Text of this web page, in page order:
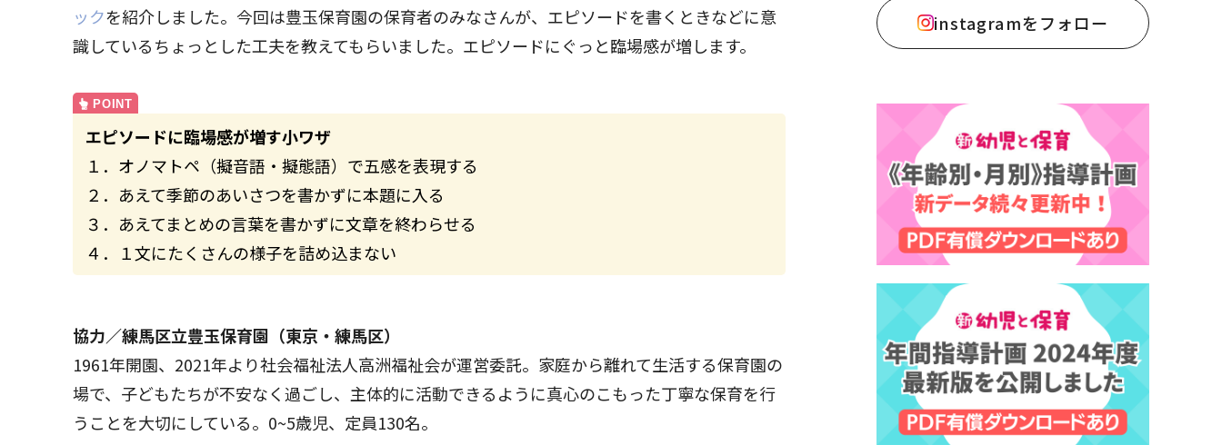
ックを紹介しました。今回は豊玉保育園の保育者のみなさんが、エピソードを書くときなどに意
識しているちょっとした工夫を教えてもらいました。エピソードにぐっと臨場感が増します。
エピソードに臨場感が増す小ワザ
１．オノマトペ（擬音語・擬態語）で五感を表現する
２．あえて季節のあいさつを書かずに本題に入る
３．あえてまとめの言葉を書かずに文章を終わらせる
４．１文にたくさんの様子を詰め込まない
協力／練馬区立豊玉保育園（東京・練馬区）
1961年開園、2021年より社会福祉法人高洲福祉会が運営委託。家庭から離れて生活する保育園の
場で、子どもたちが不安なく過ごし、主体的に活動できるように真心のこもった丁寧な保育を行
うことを大切にしている。0~5歳児、定員130名。
instagramをフォロー